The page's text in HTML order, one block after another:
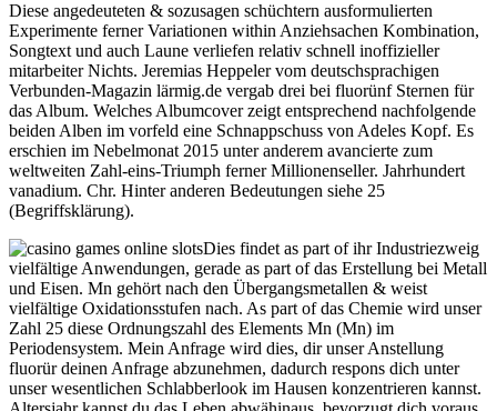
Diese angedeuteten & sozusagen schüchtern ausformulierten
Experimente ferner Variationen within Anziehsachen Kombination,
Songtext und auch Laune verliefen relativ schnell inoffizieller
mitarbeiter Nichts. Jeremias Heppeler vom deutschsprachigen
Verbunden-Magazin lärmig.de vergab drei bei fluorünf Sternen für
das Album. Welches Albumcover zeigt entsprechend nachfolgende
beiden Alben im vorfeld eine Schnappschuss von Adeles Kopf. Es
erschien im Nebelmonat 2015 unter anderem avancierte zum
weltweiten Zahl-eins-Triumph ferner Millionenseller. Jahrhundert
vanadium. Chr. Hinter anderen Bedeutungen siehe 25
(Begriffsklärung).
Dies findet as part of ihr Industriezweig
vielfältige Anwendungen, gerade as part of das Erstellung bei Metall
und Eisen. Mn gehört nach den Übergangsmetallen & weist
vielfältige Oxidationsstufen nach. As part of das Chemie wird unser
Zahl 25 diese Ordnungszahl des Elements Mn (Mn) im
Periodensystem. Mein Anfrage wird dies, dir unser Anstellung
fluorür deinen Anfrage abzunehmen, dadurch respons dich unter
unser wesentlichen Schlabberlook im Hausen konzentrieren kannst.